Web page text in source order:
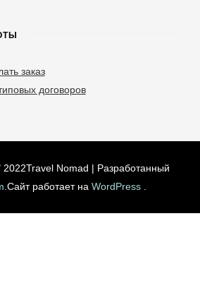
заказ
договоров
Travel Nomad | Разработанный
.Сайт работает на WordPress